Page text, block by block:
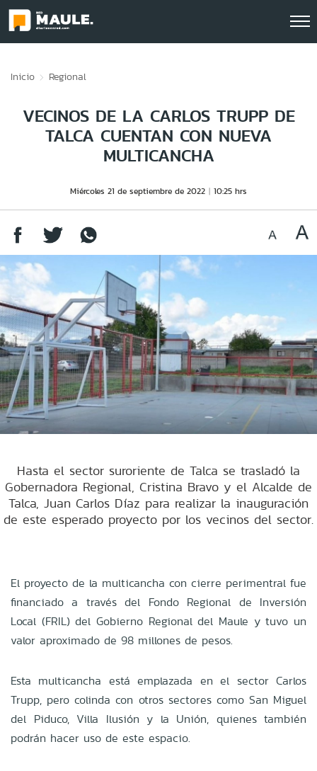
Inicio Regional
VECINOS DE LA CARLOS TRUPP DE
TALCA CUENTAN CON NUEVA
MULTICANCHA
Miércoles 21 de septiembre de 2022 10:25 hrs
Hasta el sector suroriente de Talca se trasladó la
Gobernadora Regional, Cristina Bravo y el Alcalde de
Talca, Juan Carlos Díaz para realizar la inauguración
de este esperado proyecto por los vecinos del sector.
El proyecto de la multicancha con cierre perimentral fue
financiado a través del Fondo Regional de Inversión
Local (FRIL) del Gobierno Regional del Maule y tuvo un
valor aproximado de 98 millones de pesos.
Esta multicancha está emplazada en el sector Carlos
Trupp, pero colinda con otros sectores como San Miguel
del Piduco, Villa Ilusión y la Unión, quienes también
podrán hacer uso de este espacio.